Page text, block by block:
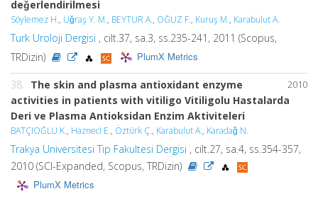
deǧerlendirilmesi
Söylemez H., Uǧraş Y. M., BEYTUR A., OĞUZ F., Kuruş M., Karabulut A.
Turk Uroloji Dergisi , cilt.37, sa.3, ss.235-241, 2011 (Scopus,
TRDizin)
PlumX Metrics
2010
38. The skin and plasma antioxidant enzyme
activities in patients with vitiligo Vitiligolu Hastalarda
Deri ve Plasma Antioksidan Enzim Aktiviteleri
BATÇIOĞLU K., HaznecI E., Öztürk Ç., Karabulut A., Karadaǧ N.
Trakya Universitesi Tip Fakultesi Dergisi , cilt.27, sa.4, ss.354-357,
2010 (SCI-Expanded, Scopus, TRDizin)
PlumX Metrics